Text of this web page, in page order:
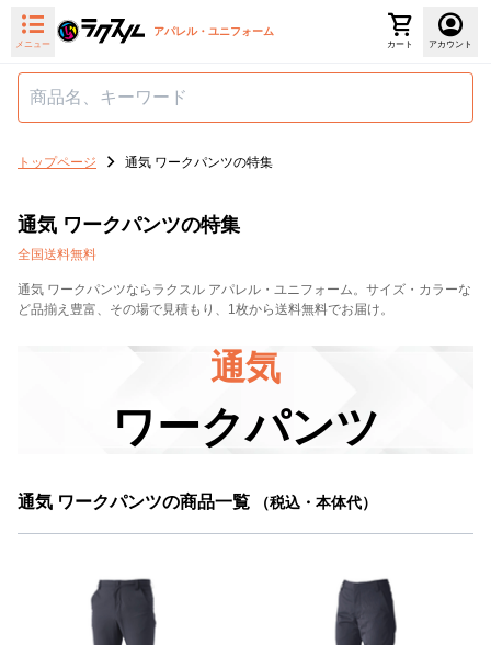
メニュー
アパレル・ユニフォーム
カート アカウント
トップページ 通気 ワークパンツの特集
通気 ワークパンツの特集
全国送料無料
通気 ワークパンツならラクスル アパレル・ユニフォーム。サイズ・カラーな
ど品揃え豊富、その場で見積もり、1枚から送料無料でお届け。
通気
ワークパンツ
通気 ワークパンツの商品一覧 （税込・本体代）